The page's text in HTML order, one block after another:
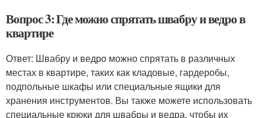
Вопрос 3: Где можно спрятать швабру и ведро в
квартире
Ответ: Швабру и ведро можно спрятать в различных
местах в квартире, таких как кладовые, гардеробы,
подпольные шкафы или специальные ящики для
хранения инструментов. Вы также можете использовать
специальные крюки для швабры и ведра, чтобы их